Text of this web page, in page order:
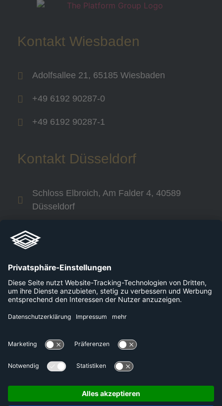
Kontakt Wiesbaden
Adolfsallee 21, 65185 Wiesbaden
+49 6192 90287-0
+49 6192 90287-1
Kontakt Düsseldorf
Schloss Elbroich, Am Falder 4, 40589
Düsseldorf
Links
Unternehmen
Plattformen
Datenschutzerklärung